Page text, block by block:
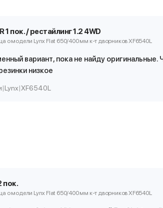
1 пок. / рестайлинг 1.2 4WD
о модели Lynx Flat 650/400 мм к-т дворников XF6540L
вариант, пока не найду
низкое
|Lynx|XF6540L
пок.
о модели Lynx Flat 650/400 мм к-т дворников XF6540L